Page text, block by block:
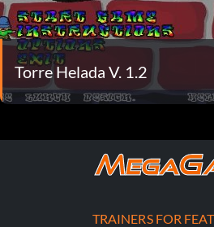
Torre Helada V. 1.2
TRAINERS FOR